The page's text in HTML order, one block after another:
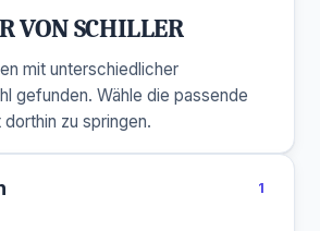
VON SCHILLER
mit unterschiedlicher
gefunden. Wähle die passende
zu springen.
1